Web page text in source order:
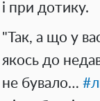
і при дотику.
"Так, а що у
якось до
не бувало…